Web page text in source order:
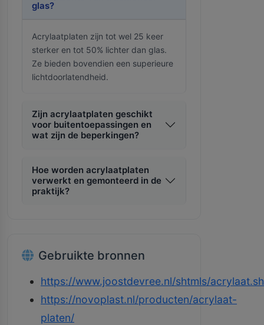
glas?
Acrylaatplaten zijn tot wel 25 keer
sterker en tot 50% lichter dan glas.
Ze bieden bovendien een superieure
lichtdoorlatendheid.
Zijn acrylaatplaten geschikt
voor buitentoepassingen en
wat zijn de beperkingen?
Hoe worden acrylaatplaten
verwerkt en gemonteerd in de
praktijk?
Gebruikte bronnen
https://www.joostdevree.nl/shtmls/
https://novoplast.nl/producten/acrylaat-
platen/